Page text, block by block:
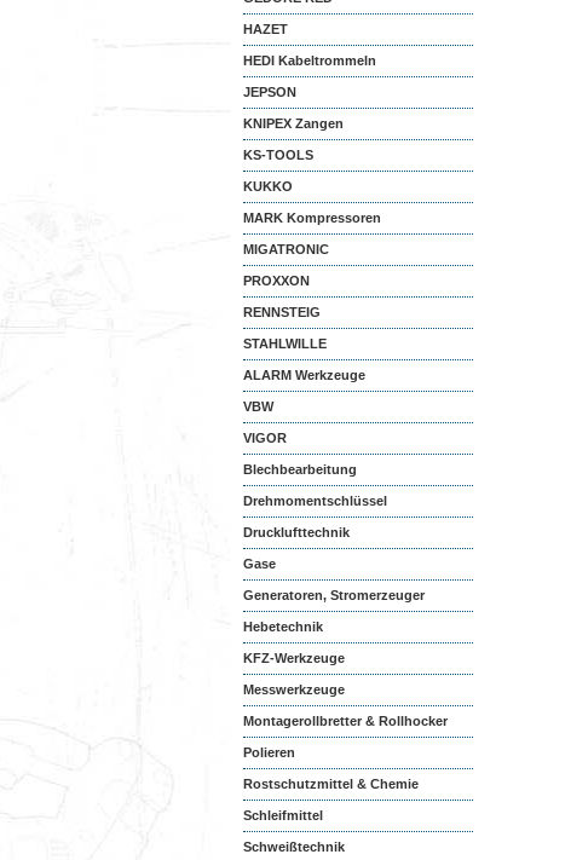
HAZET
HEDI Kabeltrommeln
JEPSON
KNIPEX Zangen
KS-TOOLS
KUKKO
MARK Kompressoren
MIGATRONIC
PROXXON
RENNSTEIG
STAHLWILLE
ALARM Werkzeuge
VBW
VIGOR
Blechbearbeitung
Drehmomentschlüssel
Drucklufttechnik
Gase
Generatoren, Stromerzeuger
Hebetechnik
KFZ-Werkzeuge
Messwerkzeuge
Montagerollbretter & Rollhocker
Polieren
Rostschutzmittel & Chemie
Schleifmittel
Schweißtechnik